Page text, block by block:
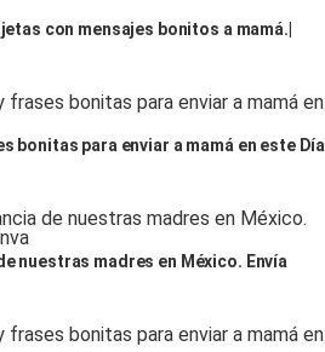
con mensajes bonitos a mamá.|
bonitas para enviar a mamá en este Día
nuestras madres en México. Envía